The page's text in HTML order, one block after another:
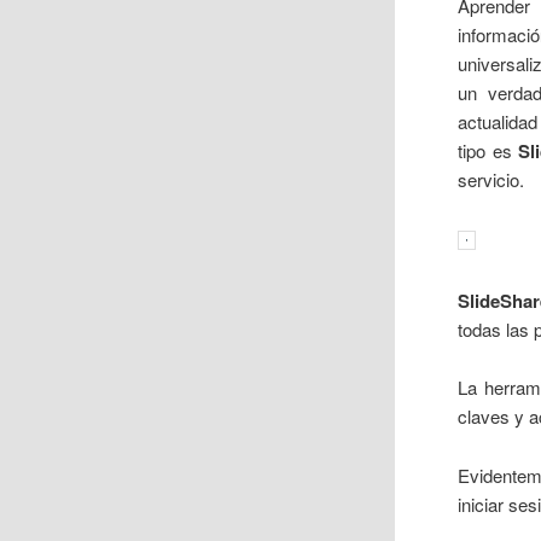
un
tipo es
servicio.
todas las
La
claves y
iniciar